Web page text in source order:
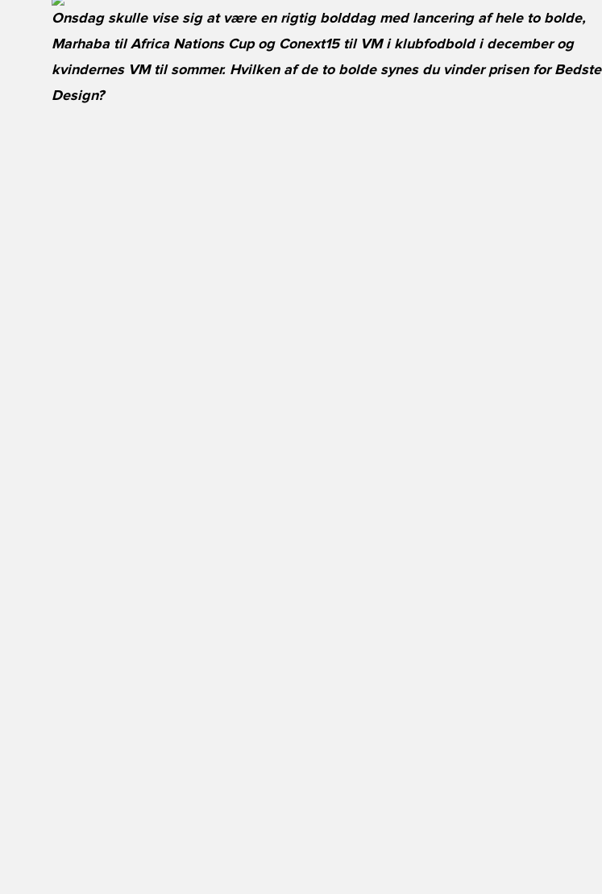
Onsdag skulle vise sig at være en rigtig bolddag med lancering af hele to bolde,
Marhaba til Africa Nations Cup og Conext15 til VM i klubfodbold i december og
kvindernes VM til sommer. Hvilken af de to bolde synes du vinder prisen for Bedste
Design?